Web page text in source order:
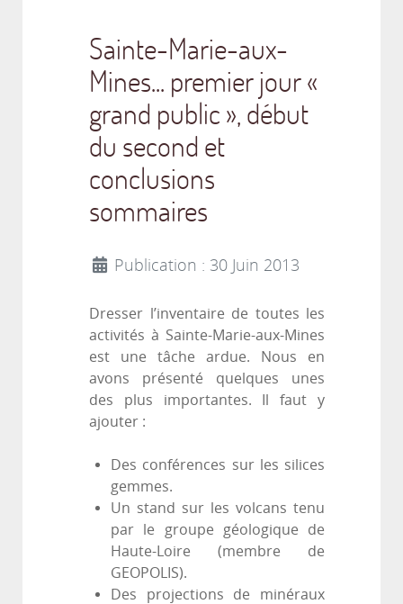
Sainte-Marie-aux-
Mines... premier jour «
grand public », début
du second et
conclusions
sommaires
Publication : 30 Juin 2013
Dresser l’inventaire de toutes les
activités à Sainte-Marie-aux-Mines
est une tâche ardue. Nous en
avons présenté quelques unes
des plus importantes. Il faut y
ajouter :
Des conférences sur les silices
gemmes.
Un stand sur les volcans tenu
par le groupe géologique de
Haute-Loire (membre de
GEOPOLIS).
Des projections de minéraux